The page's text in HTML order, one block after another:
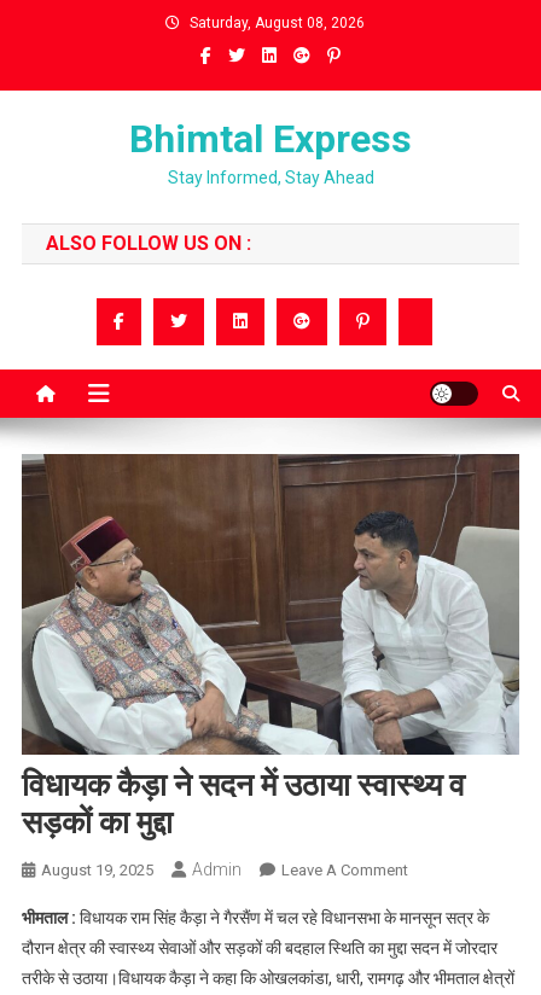
Saturday, August 08, 2026
Bhimtal Express
Stay Informed, Stay Ahead
ALSO FOLLOW US ON :
विधायक कैड़ा ने सदन में उठाया स्वास्थ्य व
सड़कों का मुद्दा
August 19, 2025 Admin Leave A CommentOn
कैड़ा
ने
सदन
भीमताल : विधायक राम सिंह कैड़ा ने गैरसैंण में चल रहे विधानसभा के मानसून सत्र के
दौरान क्षेत्र की स्वास्थ्य सेवाओं और सड़कों की बदहाल स्थिति का मुद्दा सदन में जोरदार
तरीके से उठाया।विधायक कैड़ा ने कहा कि ओखलकांडा, धारी, रामगढ़ और भीमताल क्षेत्रों